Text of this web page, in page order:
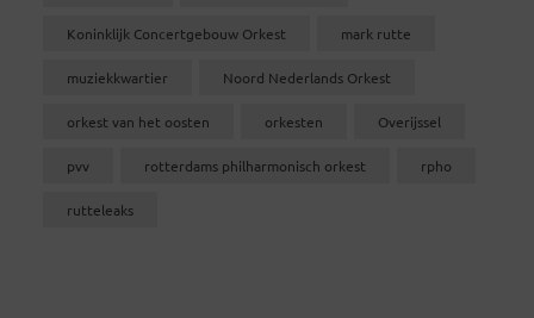
Koninklijk Concertgebouw Orkest mark rutte
muziekkwartier Noord Nederlands Orkest
orkest van het oosten orkesten Overijssel
pvv rotterdams philharmonisch orkest rpho
rutteleaks